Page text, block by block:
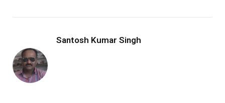
Santosh Kumar Singh